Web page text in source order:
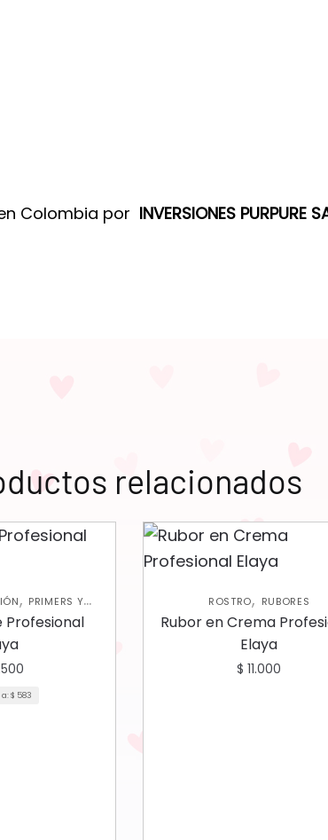
Colombia por INVERSIONES PURPURE
relacionados
, PRIMERS Y
,ROSTRO
Profesional
a:$ 583
ROSTRO, RUBORES
Rubor en Crema
Elaya
$ 11.000